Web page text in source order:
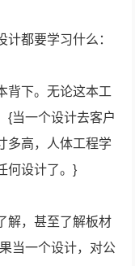
都要学习什么：
背下。无论这本工
{当一个设计去客户
多高，人体工程学
何设计了。}
解，甚至了解板材
当一个设计，对公